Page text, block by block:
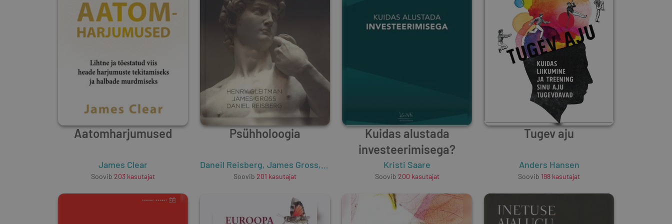
Aatomharjumused
James Clear
Soovib 203 kasutajat
Psühholoogia
Daneil Reisberg, James Gross, Henry Gleitman
Soovib 201 kasutajat
Kuidas alustada
investeerimisega?
Kristi Saare
Soovib 200 kasutajat
Tugev aju
Anders Hansen
Soovib 198 kasutajat